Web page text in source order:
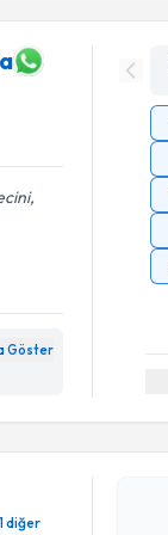
Göster
1diğer